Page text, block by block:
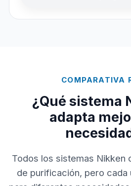
COMPARATIVA
¿Qué sistema
adapta
Todos los sistemas Nikken
de purificación, pero cada